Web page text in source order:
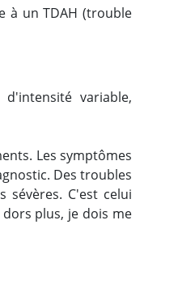
à un TDAH (trouble
variable,
Les symptômes
Des troubles
C'est celui
plus, je dois me